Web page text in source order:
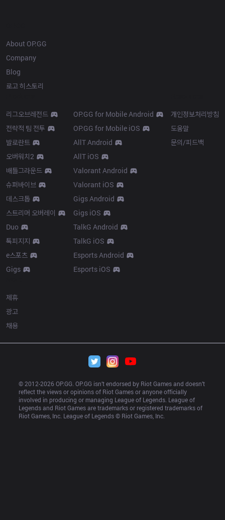
About OP.GG
Company
Blog
로고 히스토리
리그오브레전드
전략적 팀 전투
발로란트
오버워치2
배틀그라운드
슈퍼바이브
데스크톱
스트리머 오버레이
Duo
톡피지지
e스포츠
Gigs
OP.GG for Mobile Android
OP.GG for Mobile iOS
AllT Android
AllT iOS
Valorant Android
Valorant iOS
Gigs Android
Gigs iOS
TalkG Android
TalkG iOS
Esports Android
Esports iOS
개인정보처리방침
도움말
문의/피드백
제휴
광고
채용
© 2012-2026 OP.GG. OP.GG isn’t endorsed by Riot Games and doesn’t
reflect the views or opinions of Riot Games or anyone officially
involved in producing or managing League of Legends. League of
Legends and Riot Games are trademarks or registered trademarks of
Riot Games, Inc. League of Legends © Riot Games, Inc.